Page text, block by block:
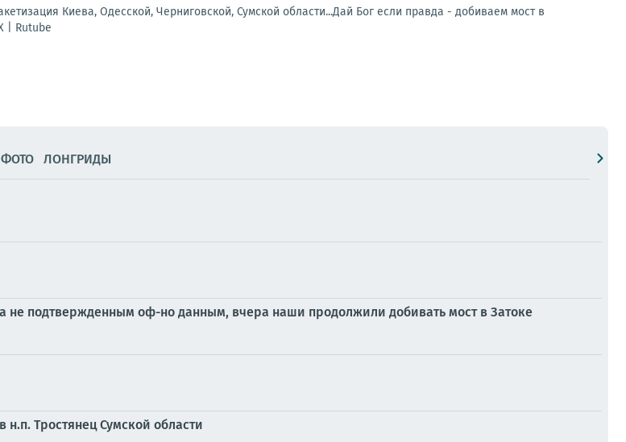
Киева, Одесской, Черниговской, Сумской области...Дай Бог если правда - добиваем мост в
| Rutube
ФОТО ЛОНГРИДЫ
подтвержденным оф-но данным, вчера наши продолжили добивать мост в Затоке
Тростянец Сумской области